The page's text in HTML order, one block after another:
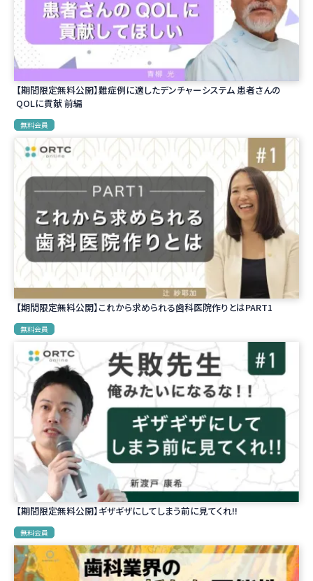
【期間限定無料公開】難症例に適したデンチャーシステム 患者さんの
QOLに貢献 前編
無料会員
【期間限定無料公開】これから求められる歯科医院作りとはPART1
無料会員
【期間限定無料公開】ギザギザにしてしまう前に見てくれ!!
無料会員